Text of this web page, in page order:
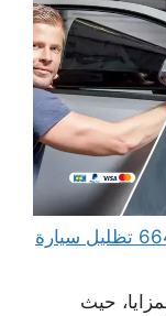
تظليل سيارات متنقل الكويت 66400552 تظليل سيارة
حيث